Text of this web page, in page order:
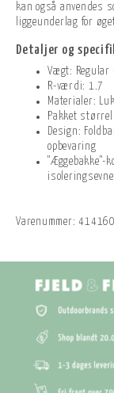
kan også anvendes
liggeunderlag for
Detaljer og
Vægt:
R-værdi: 1.7
Materialer:
Pakket
Design:
opbevaring
"Æggebakke"-
isoleringsevne
Varenummer: